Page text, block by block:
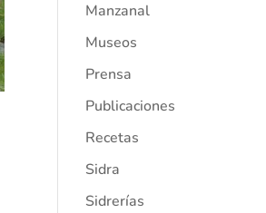
Manzanal
Museos
Prensa
Publicaciones
Recetas
Sidra
Sidrerías